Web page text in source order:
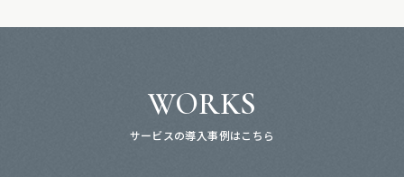
WORKS
サービスの導入事例はこちら